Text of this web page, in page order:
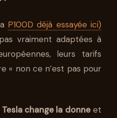
STÉPHANE SEGURA
P100D déjà essayée ici)
vraiment adaptées à
leurs tarifs
« non ce n’est pas pour
change la donneet